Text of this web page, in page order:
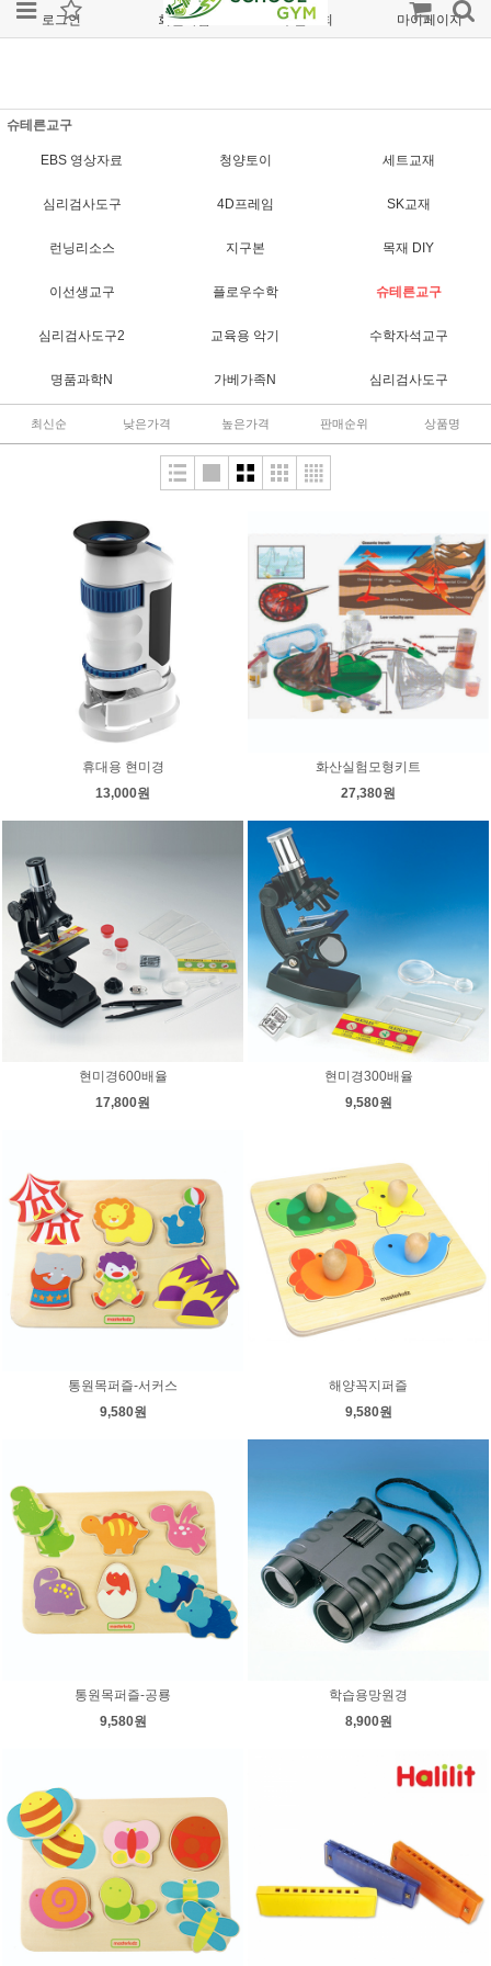
로그인 회원가입 주문조회 마이페이지
슈테른교구
EBS 영상자료 청양토이 세트교재
심리검사도구 4D프레임 SK교재
런닝리소스 지구본 목재 DIY
이선생교구 플로우수학 슈테른교구
심리검사도구2 교육용 악기 수학자석교구
명품과학N 가베가족N 심리검사도구
최신순 낮은가격 높은가격 판매순위 상품명
휴대용 현미경
13,000원
화산실험모형키트
27,380원
현미경600배율
17,800원
현미경300배율
9,580원
통원목퍼즐-서커스
9,580원
해양꼭지퍼즐
9,580원
통원목퍼즐-공룡
9,580원
학습용망원경
8,900원